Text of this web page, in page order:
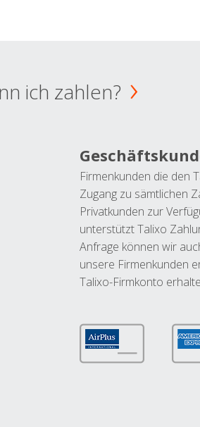
ich zahlen?
Firmenkunden die den
Zugang zu sämtlichen
Privatkunden zur
unterstützt Talixo
Anfrage können wir
unsere Firmenkunden
Talixo-Firmkonto